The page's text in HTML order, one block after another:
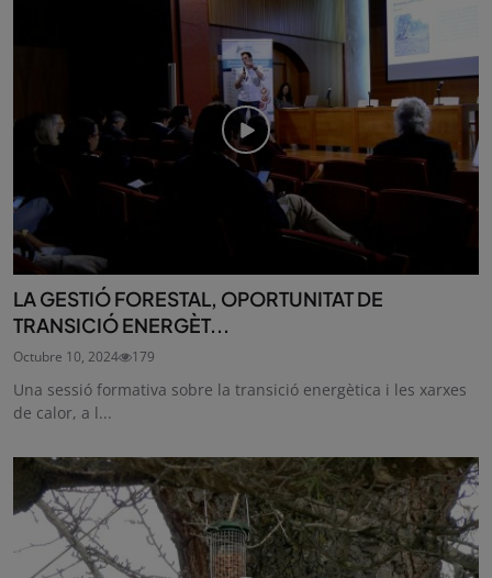
LA GESTIÓ FORESTAL, OPORTUNITAT DE
TRANSICIÓ ENERGÈT...
Octubre 10, 2024 179
Una sessió formativa sobre la transició energètica i les xarxes
de calor, a l...